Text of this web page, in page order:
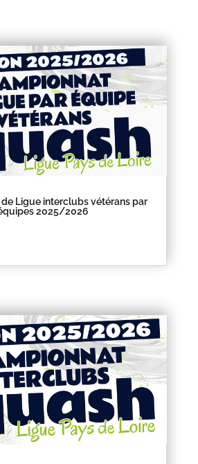
Ligue interclubs vétérans par
2025/2026